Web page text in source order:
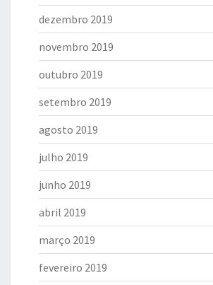
dezembro 2019
novembro 2019
outubro 2019
setembro 2019
agosto 2019
julho 2019
junho 2019
abril 2019
março 2019
fevereiro 2019